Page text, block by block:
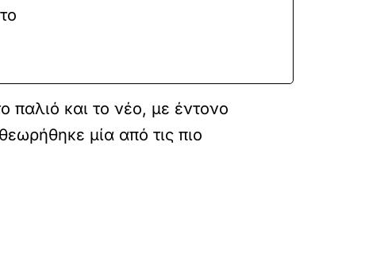
και το νέο, με έντονο
μία από τις πιο